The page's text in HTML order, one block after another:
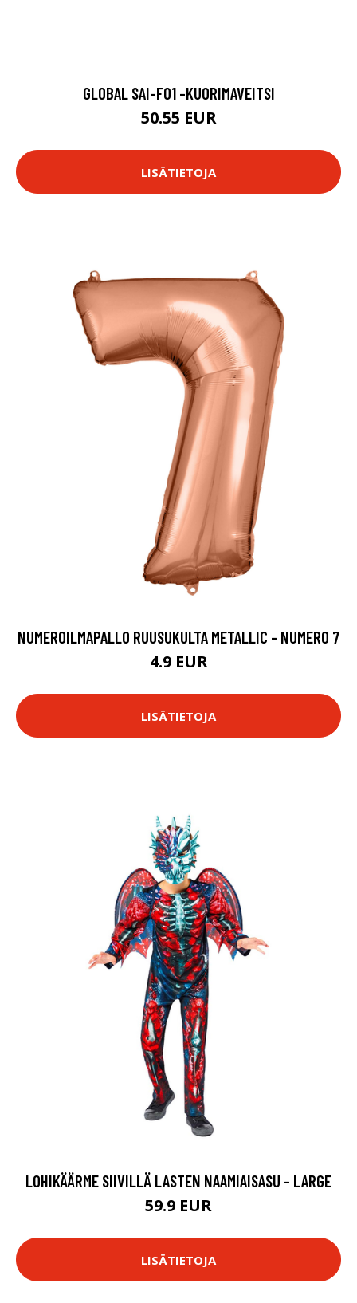
GLOBAL SAI-F01 -KUORIMAVEITSI
50.55 EUR
LISÄTIETOJA
NUMEROILMAPALLO RUUSUKULTA METALLIC - NUMERO 7
4.9 EUR
LISÄTIETOJA
LOHIKÄÄRME SIIVILLÄ LASTEN NAAMIAISASU - LARGE
59.9 EUR
LISÄTIETOJA